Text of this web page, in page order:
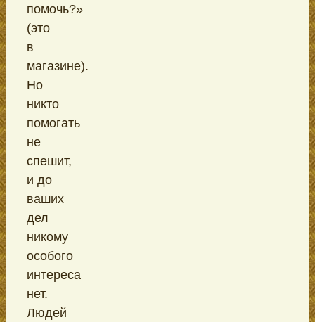
помочь?»
(это
в
магазине).
Но
никто
помогать
не
спешит,
и до
ваших
дел
никому
особого
интереса
нет.
Людей